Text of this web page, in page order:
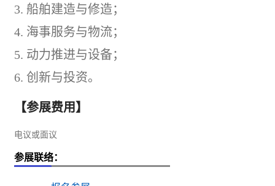
3. 船舶建造与修造；
4. 海事服务与物流；
5. 动力推进与设备；
6. 创新与投资。
【参展费用】
电议或面议
参展联络：